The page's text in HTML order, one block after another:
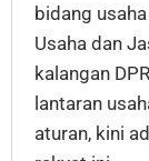
bidang
Usaha dan
kalangan
lantaran
aturan, kini